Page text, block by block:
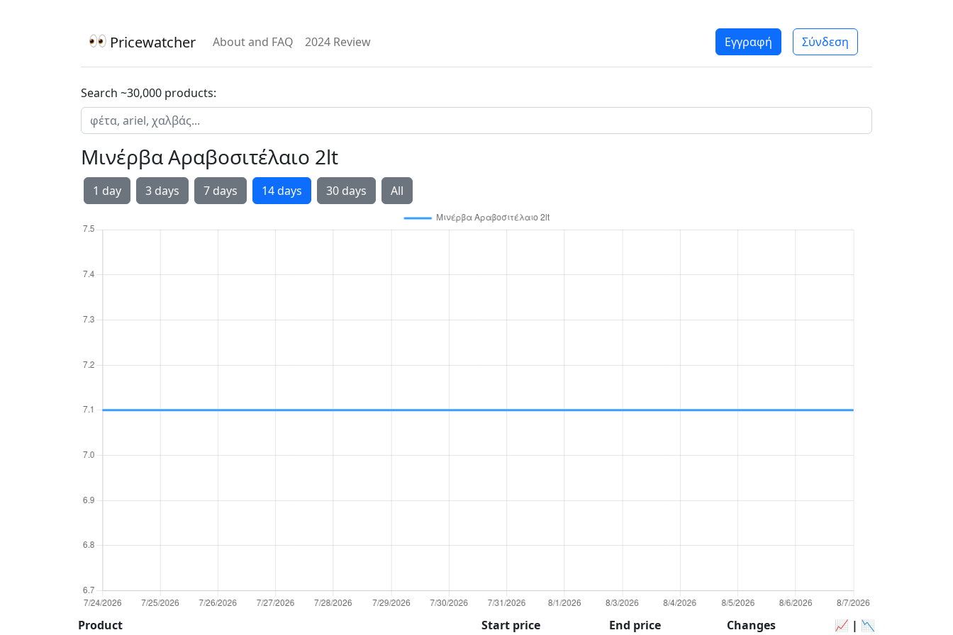
Pricewatcher About and FAQ 2024 Review Εγγραφή Σύνδεση
Search ~30,000 products:
Μινέρβα Αραβοσιτέλαιο 2lt
1 day 3 days 7 days 14 days 30 days All
Product Start price End price Changes 📈 | 📉